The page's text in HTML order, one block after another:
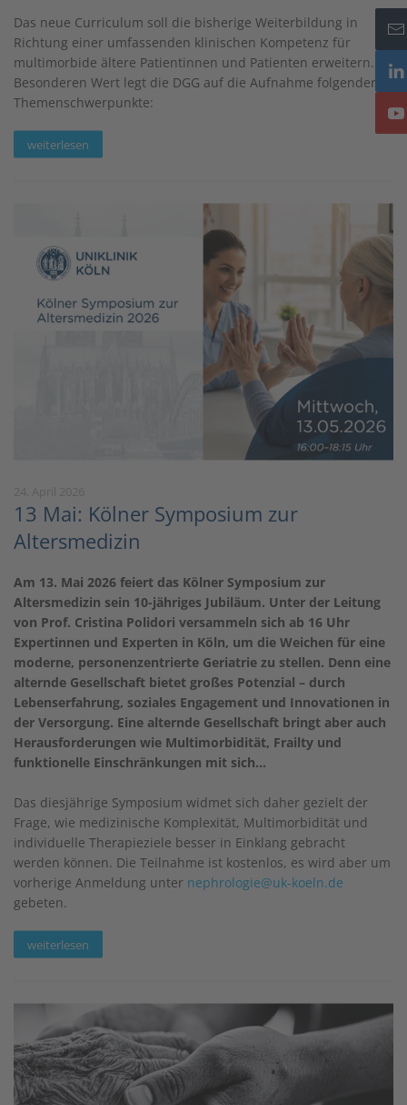
Das neue Curriculum soll die bisherige Weiterbildung in
Richtung einer umfassenden klinischen Kompetenz für
multimorbide ältere Patientinnen und Patienten erweitern.
Besonderen Wert legt die DGG auf die Aufnahme folgender
Themenschwerpunkte:
weiterlesen
13 Mai: Kölner Symposium zur
Altersmedizin
Am 13. Mai 2026 feiert das Kölner Symposium zur
Altersmedizin sein 10-jähriges Jubiläum. Unter der Leitung
von Prof. Cristina Polidori versammeln sich ab 16 Uhr
Expertinnen und Experten in Köln, um die Weichen für eine
moderne, personenzentrierte Geriatrie zu stellen. Denn eine
alternde Gesellschaft bietet großes Potenzial – durch
Lebenserfahrung, soziales Engagement und Innovationen in
der Versorgung. Eine alternde Gesellschaft bringt aber auch
Herausforderungen wie Multimorbidität, Frailty und
funktionelle Einschränkungen mit sich…
Das diesjährige Symposium widmet sich daher gezielt der
Frage, wie medizinische Komplexität, Multimorbidität und
individuelle Therapieziele besser in Einklang gebracht
werden können. Die Teilnahme ist kostenlos, es wird aber um
vorherige Anmeldung unter nephrologie@uk-koeln.de
gebeten.
weiterlesen